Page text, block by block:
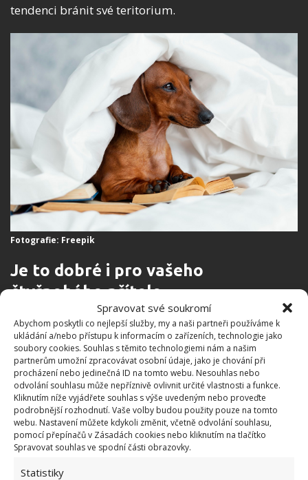
Spravovat své soukromí
Abychom poskytli co nejlepší služby, my a naši partneři používáme k
ukládání a/nebo přístupu k informacím o zařízeních, technologie jako
soubory cookies. Souhlas s těmito technologiemi nám a našim
partnerům umožní zpracovávat osobní údaje, jako je chování při
procházení nebo jedinečná ID na tomto webu. Nesouhlas nebo
odvolání souhlasu může nepříznivě ovlivnit určité vlastnosti a funkce.
Kliknutím níže vyjádřete souhlas s výše uvedeným nebo proveďte
podrobnější rozhodnutí. Vaše volby budou použity pouze na tomto
webu. Nastavení můžete kdykoli změnit, včetně odvolání souhlasu,
pomocí přepínačů v Zásadách cookies nebo kliknutím na tlačítko
Spravovat souhlas ve spodní části obrazovky.
Statistiky
tendenci bránit své teritorium.
Fotografie: Freepik
Je to dobré i pro vašeho
čtyřnohého přítele
Na světě není nic upřímnějšího než láska vašeho psa
k vám. Zkuste si proto vyhradit více času na mazlení,
abyste mu zpříjemnili den. Bude mít od vás stejnou
útěchu jako vy od něj, takže toto uspořádání je
výhodné pro vás oba!
Spíte se svým psem? Pamatujte si
tato pravidla